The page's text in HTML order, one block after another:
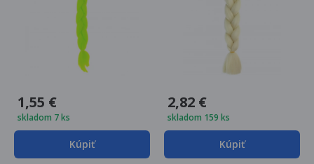
1,55 €
skladom 7 ks
Kúpiť
2,82 €
skladom 159 ks
Kúpiť